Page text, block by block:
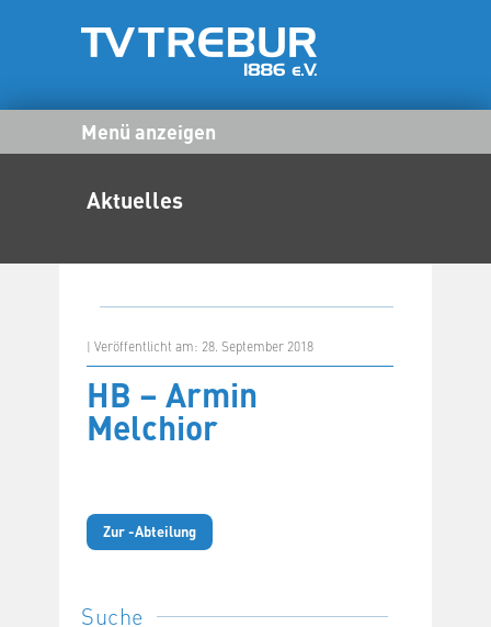
Menü anzeigen
Aktuelles
| Veröffentlicht am: 28. September 2018
HB – Armin
Melchior
Zur -Abteilung
Suche